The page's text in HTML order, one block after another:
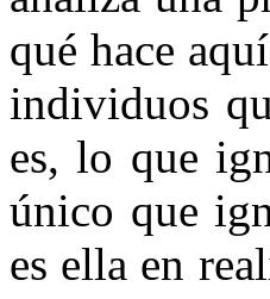
qué hace
individuos
es, lo que
único que
es ella en